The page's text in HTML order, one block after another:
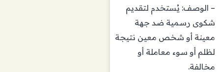
– الوصف: يُستخدم لتقديم
شكوى رسمية ضد جهة
معينة أو شخص معين نتيجة
لظلم أو سوء معاملة أو
مخالفة.